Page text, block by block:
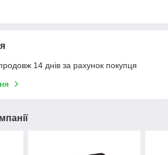
14 днів за рахунок покупця